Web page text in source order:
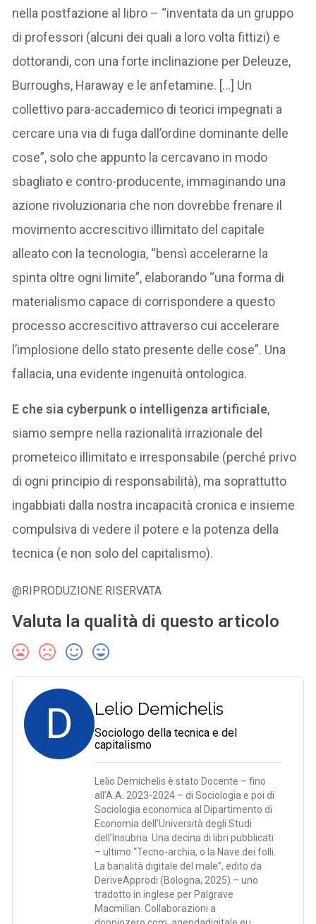
nella postfazione al libro – “inventata da un gruppo
di professori (alcuni dei quali a loro volta fittizi) e
dottorandi, con una forte inclinazione per Deleuze,
Burroughs, Haraway e le anfetamine. […] Un
collettivo para-accademico di teorici impegnati a
cercare una via di fuga dall’ordine dominante delle
cose”, solo che appunto la cercavano in modo
sbagliato e contro-producente, immaginando una
azione rivoluzionaria che non dovrebbe frenare il
movimento accrescitivo illimitato del capitale
alleato con la tecnologia, “bensì accelerarne la
spinta oltre ogni limite”, elaborando “una forma di
materialismo capace di corrispondere a questo
processo accrescitivo attraverso cui accelerare
l’implosione dello stato presente delle cose”. Una
fallacia, una evidente ingenuità ontologica.
E che sia cyberpunk o intelligenza artificiale,
siamo sempre nella razionalità irrazionale del
prometeico illimitato e irresponsabile (perché privo
di ogni principio di responsabilità), ma soprattutto
ingabbiati dalla nostra incapacità cronica e insieme
compulsiva di vedere il potere e la potenza della
tecnica (e non solo del capitalismo).
@RIPRODUZIONE RISERVATA
Valuta la qualità di questo articolo
D Lelio Demichelis
Sociologo della tecnica e del
capitalismo
Lelio Demichelis è stato Docente – fino
all’A.A. 2023-2024 – di Sociologia e poi di
Sociologia economica al Dipartimento di
Economia dell’Università degli Studi
dell’Insubria. Una decina di libri pubblicati
– ultimo “Tecno-archia, o la Nave dei folli.
La banalità digitale del male”, edito da
DeriveApprodi (Bologna, 2025) – uno
tradotto in inglese per Palgrave
Macmillan. Collaborazioni a